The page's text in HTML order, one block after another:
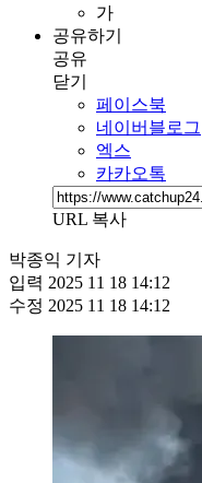
가
공유하기
공유
닫기
페이스북
네이버블로그
엑스
카카오톡
URL 복사
박종익 기자
입력 2025 11 18 14:12
수정 2025 11 18 14:12